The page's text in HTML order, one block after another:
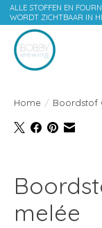
ALLE STOFFEN EN
WORDT ZICHTBAAR IN
Home / Boordstof
melée